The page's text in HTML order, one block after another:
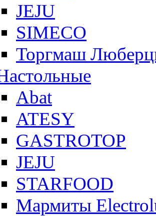
JEJU
SIMECO
Торгмаш
Abat
ATESY
GASTROTOP
JEJU
STARFOOD
Мармиты